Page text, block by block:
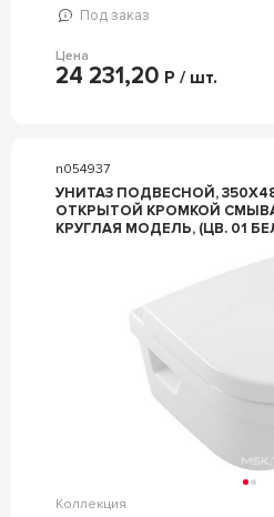
Под заказ
Цена
24 231,20 Р / шт.
n054937
УНИТАЗ ПОДВЕСНОЙ,
ОТКРЫТОЙ КРОМКОЙ
КРУГЛАЯ МОДЕЛЬ, (ЦВ. 01 БЕЛЫЙ), ZZ
Коллекция